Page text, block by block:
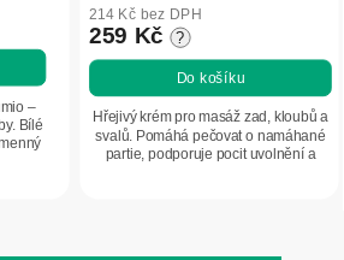
–
Bílé
produktu
je
5,0
z
5
hvězdiček.
214 Kč bez DPH
259 Kč ?
Do košíku
Hřejivý krém pro masáž zad, kloubů a
svalů. Pomáhá pečovat o namáhané
partie, podporuje pocit uvolnění a